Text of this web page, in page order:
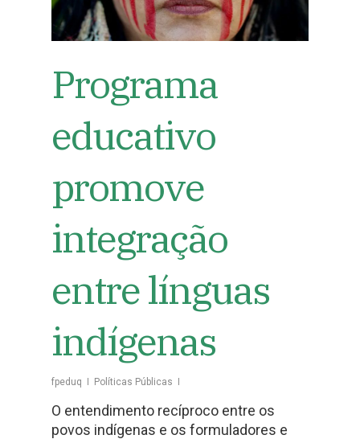
Programa
educativo
promove
integração
entre línguas
indígenas
fpeduq Políticas Públicas
O entendimento recíproco entre os
povos indígenas e os formuladores e